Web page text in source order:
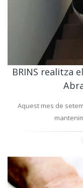
BRINS realitza
Aquest mes de